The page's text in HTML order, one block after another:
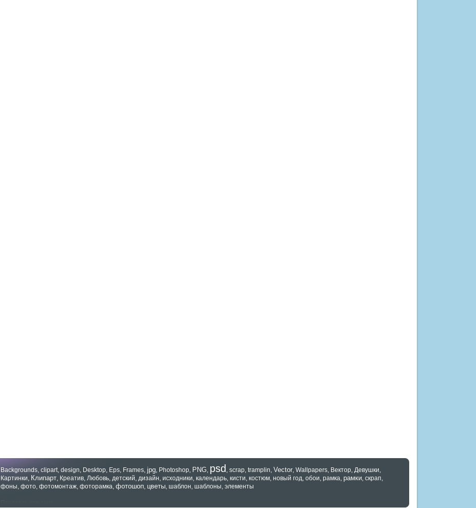
Backgrounds, clipart, design, Desktop, Eps, Frames, jpg, Photoshop, PNG, psd , scrap, tramplin, Vector, Wallpapers, Вектор, Девушки,
Картинки, Клипарт, Креатив, Любовь, детский, дизайн, исходники, календарь, кисти, костюм, новый год, обои, рамка, рамки, скрап,
фоны, фото, фотомонтаж, фоторамка, фотошоп, цветы, шаблон, шаблоны, элементы